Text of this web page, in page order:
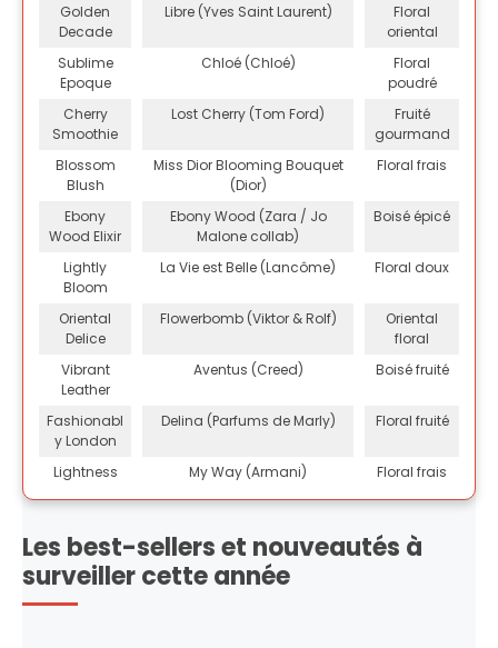
Golden
Decade
Libre (Yves Saint Laurent)
Floral
oriental
Sublime
Epoque
Chloé (Chloé)
Floral
poudré
Cherry
Smoothie
Lost Cherry (Tom Ford)
Fruité
gourmand
Blossom
Blush
Miss Dior Blooming Bouquet
(Dior)
Floral frais
Ebony
Wood Elixir
Ebony Wood (Zara / Jo
Malone collab)
Boisé épicé
Lightly
Bloom
La Vie est Belle (Lancôme) Floral doux
Oriental
Delice
Flowerbomb (Viktor & Rolf)
Oriental
floral
Vibrant
Leather
Aventus (Creed) Boisé fruité
Fashionabl
y London
Delina (Parfums de Marly) Floral fruité
Lightness My Way (Armani) Floral frais
Les best-sellers et nouveautés à
surveiller cette année